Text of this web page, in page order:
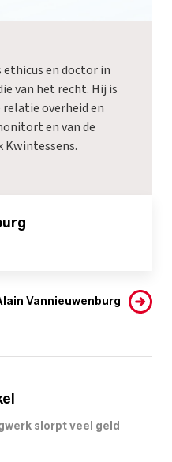
ethicus en doctor in
van het recht. Hij is
overheid en
en van de
Kwintessens.
Vannieuwenburg
slorpt veel geld